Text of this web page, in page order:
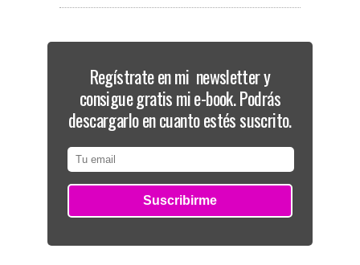
Regístrate en mi newsletter y
consigue gratis mi e-book. Podrás
descargarlo en cuanto estés suscrito.